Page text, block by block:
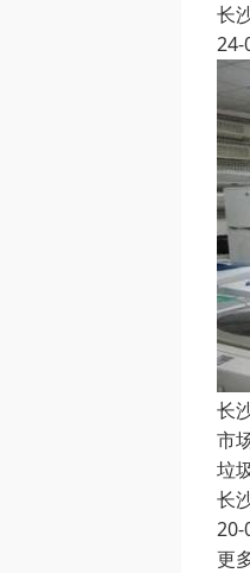
长
24-
长
市
垃
长
20-
更